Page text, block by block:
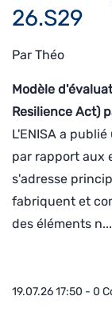
26.S29
Par Théo
Modèle
Resilience Act)
L'ENISA a
par rapport aux
s'adresse
fabriquent et
des éléments n...
19.07.26 17:50 - 0